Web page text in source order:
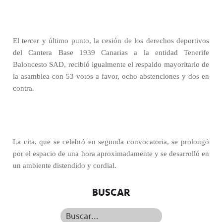
El tercer y último punto, la cesión de los derechos deportivos
del Cantera Base 1939 Canarias a la entidad Tenerife
Baloncesto SAD, recibió igualmente el respaldo mayoritario de
la asamblea con 53 votos a favor, ocho abstenciones y dos en
contra.
La cita, que se celebró en segunda convocatoria, se prolongó
por el espacio de una hora aproximadamente y se desarrolló en
un ambiente distendido y cordial.
BUSCAR
Buscar...